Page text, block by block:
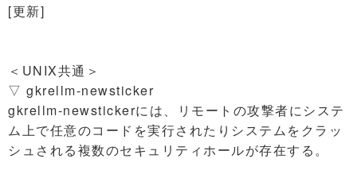
[更新]
＜UNIX共通＞
▽ gkrellm-newsticker
gkrellm-newstickerには、リモートの攻撃者にシステ
ム上で任意のコードを実行されたりシステムをクラッ
シュされる複数のセキュリティホールが存在する。